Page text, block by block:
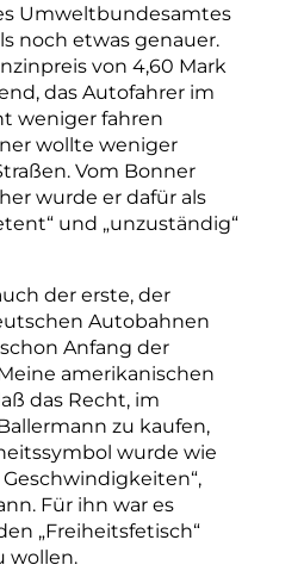
Umweltbundesamtes
noch etwas genauer.
von 4,60 Mark
das Autofahrer im
weniger fahren
wollte weniger
Vom Bonner
wurde er dafür als
und „unzuständig“
der erste, der
Autobahnen
Anfang der
amerikanischen
das Recht, im
zu kaufen,
wurde wie
Für ihn war es
„Freiheitsfetisch“
wollen.